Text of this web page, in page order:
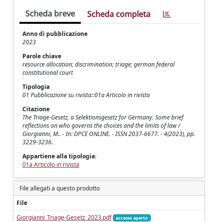
Scheda breve Scheda completa
Anno di pubblicazione
2023
Parole chiave
resource allocation; discrimination; triage; german federal
constitutional court
Tipologia
01 Pubblicazione su rivista::01a Articolo in rivista
Citazione
The Triage-Gesetz, a Selektionsgesetz for Germany. Some brief
reflections on who governs the choices and the limits of law /
Giorgianni, M.. - In: DPCE ONLINE. - ISSN 2037-6677. - 4(2023), pp.
3229-3236.
Appartiene alla tipologia:
01a Articolo in rivista
File allegati a questo prodotto
File
Giorgianni_Triage-Gesetz_2023.pdf
accesso aperto